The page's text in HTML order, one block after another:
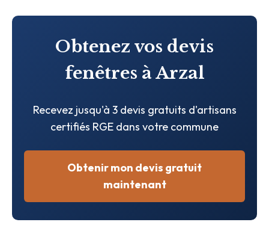
Obtenez vos devis
fenêtres à Arzal
Recevez jusqu'à 3 devis gratuits d'artisans
certifiés RGE dans votre commune
Obtenir mon devis gratuit
maintenant